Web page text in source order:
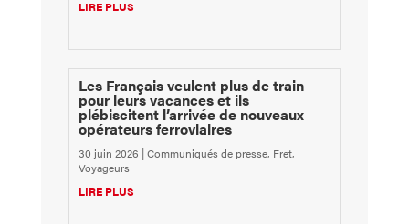
LIRE PLUS
Les Français veulent plus de train
pour leurs vacances et ils
plébiscitent l’arrivée de nouveaux
opérateurs ferroviaires
30 juin 2026 |Communiqués de presse, Fret,
Voyageurs
LIRE PLUS